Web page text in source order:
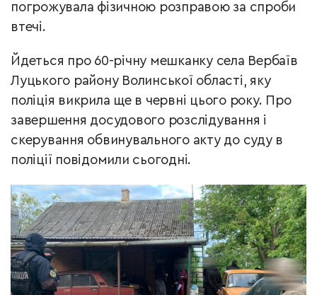
погрожувала фізичною розправою за спроби
втечі.
Йдеться про 60-річну мешканку села Вербаїв
Луцького району Волинської області, яку
поліція викрила ще в червні цього року. Про
завершення досудового розслідування і
скерування обвинувального акту до суду в
поліції повідомили сьогодні.